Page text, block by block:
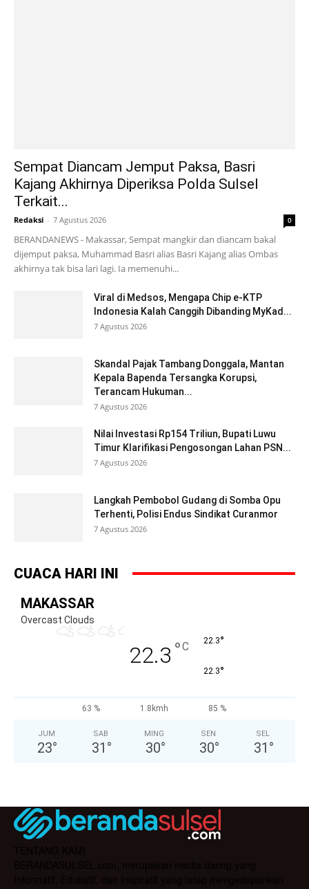
Sempat Diancam Jemput Paksa, Basri
Kajang Akhirnya Diperiksa Polda Sulsel
Terkait...
Redaksi - 7 Agustus 2026 0
BERANDANEWS - Makassar, Sempat mangkir dan diancam bakal
dijemput paksa, Muhammad Basri alias Basri Kajang alias Ombas
akhirnya tak bisa lari lagi. Ia memenuhi...
Viral di Medsos, Mengapa Chip e-KTP
Indonesia Kalah Canggih Dibanding MyKad...
7 Agustus 2026
Skandal Pajak Tambang Donggala, Mantan
Kepala Bapenda Tersangka Korupsi,
Terancam Hukuman...
7 Agustus 2026
Nilai Investasi Rp154 Triliun, Bupati Luwu
Timur Klarifikasi Pengosongan Lahan PSN...
7 Agustus 2026
Langkah Pembobol Gudang di Somba Opu
Terhenti, Polisi Endus Sindikat Curanmor
7 Agustus 2026
CUACA HARI INI
MAKASSAR
Overcast Clouds
22.3 °C 22.3°
22.3°
63 % 1.8kmh 85 %
JUM
23°
SAB
31 °
MING
30°
SEN
30°
SEL
31 °